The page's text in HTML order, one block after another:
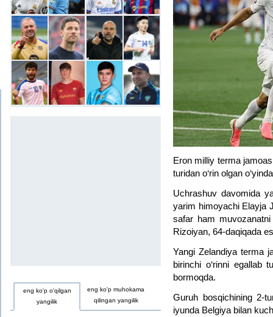
eng ko'p o'qilgan
yangilik
eng ko'p muhokama
qilingan yangilik
Eron milliy terma
turidan o‘rin olgan
Uchrashuv davomida
yarim himoyachi Elayja
safar ham
Rizoiyan, 64-daqiqada
Yangi Zelandiya terma
birinchi o‘rinni egallab
bormoqda.
Guruh bosqichining 2-
iyunda Belgiya bilan